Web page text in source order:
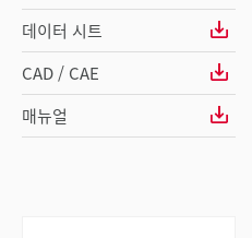
데이터 시트
CAD / CAE
매뉴얼